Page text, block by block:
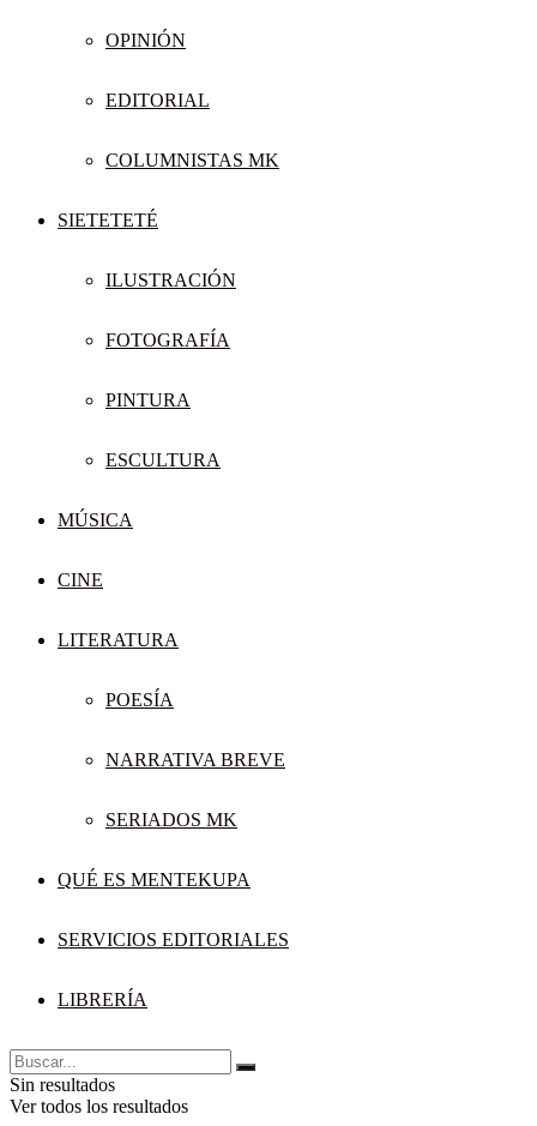
OPINIÓN
EDITORIAL
COLUMNISTAS MK
SIETETETÉ
ILUSTRACIÓN
FOTOGRAFÍA
PINTURA
ESCULTURA
MÚSICA
CINE
LITERATURA
POESÍA
NARRATIVA BREVE
SERIADOS MK
QUÉ ES MENTEKUPA
SERVICIOS EDITORIALES
LIBRERÍA
Sin resultados
Ver todos los resultados